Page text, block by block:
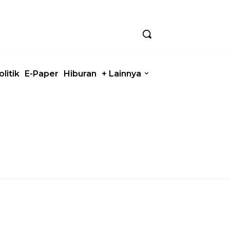
E-Paper Hiburan + Lainnya